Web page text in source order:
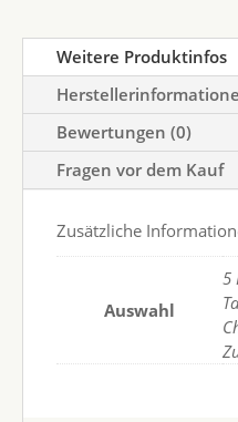
Weitere Produktinfos
Bewertungen (0)
Fragen vor dem Kauf
Zusätzliche
Auswahl
5